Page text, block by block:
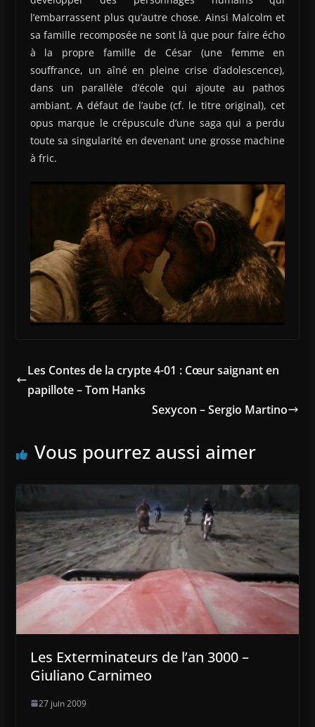
l’embarrassent plus qu’autre chose. Ainsi Malcolm et
sa famille recomposée ne sont là que pour faire écho
à la propre famille de César (une femme en
souffrance, un aîné en pleine crise d’adolescence),
dans un parallèle d’école qui ajoute au pathos
ambiant. A défaut de l’aube (cf. le titre original), cet
opus marque le crépuscule d’une saga qui a perdu
toute sa singularité en devenant une grosse machine
à fric.
Les Contes de la crypte 4-01 : Cœur saignant en
papillote – Tom Hanks
Sexycon – Sergio Martino
Vous pourrez aussi aimer
Les Exterminateurs de l’an 3000 –
Giuliano Carnimeo
27 juin 2009